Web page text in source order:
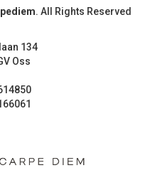
. All Rights Reserved
134
Oss